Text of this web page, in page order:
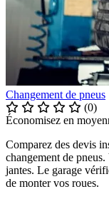
Changement de pneus
(0)
Économisez en
Comparez des devis
changement de
jantes. Le garage
de monter vos roues.